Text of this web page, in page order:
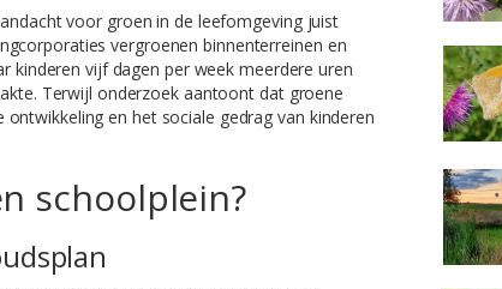
voor groen in de leefomgeving juist
vergroenen binnenterreinen en
kinderen vijf dagen per week meerdere uren
Terwijl onderzoek aantoont dat groene
en het sociale gedrag van kinderen
schoolplein?